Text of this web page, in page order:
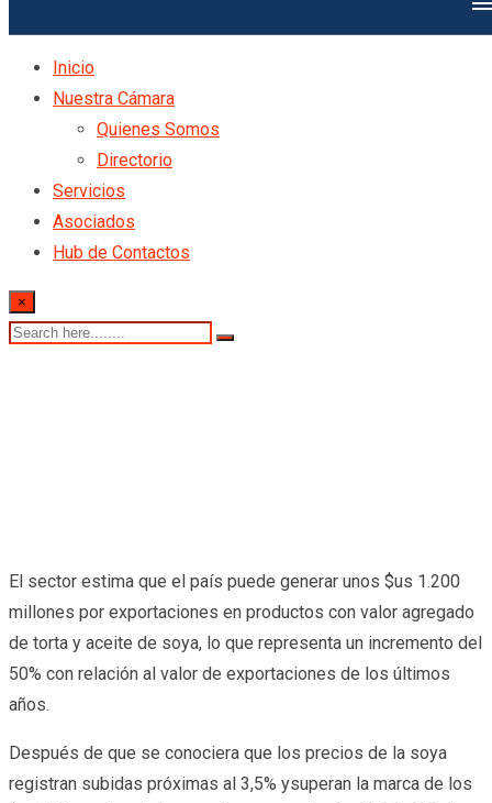
Inicio
Nuestra Cámara
Quienes Somos
Directorio
Servicios
Asociados
Hub de Contactos
×
El sector estima que el país puede generar unos $us 1.200
millones por exportaciones en productos con valor agregado
de torta y aceite de soya, lo que representa un incremento del
50% con relación al valor de exportaciones de los últimos
años.
Después de que se conociera que los precios de la soya
registran subidas próximas al 3,5% ysuperan la marca de los